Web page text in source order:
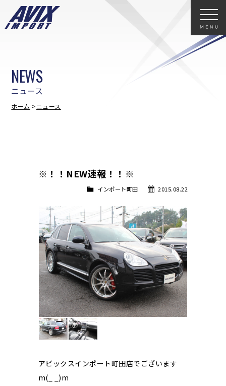
ニュース
NEWS
ホーム ニュース
※！！NEW速報！！※
2015.08.22
インポート町田
アビックスインポート町田店でございます
m(_ _)m